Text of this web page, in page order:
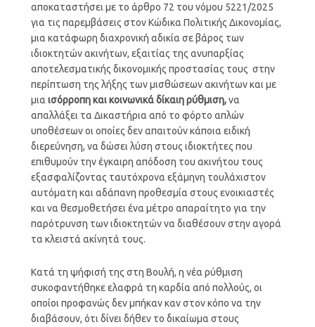
αποκαταστήσει με το άρθρο 72 του νόμου 5221/2025
για τις παρεμβάσεις στον Κώδικα Πολιτικής Δικονομίας,
μια κατάφωρη διαχρονική αδικία σε βάρος των
ιδιοκτητών ακινήτων, εξαιτίας της ανυπαρξίας
αποτελεσματικής δικονομικής προστασίας τους στην
περίπτωση της λήξης των μισθώσεων ακινήτων και με
μια ισόρροπη και κοινωνικά δίκαιη ρύθμιση,να
απαλλάξει τα Δικαστήρια από το φόρτο απλών
υποθέσεων οι οποίες δεν απαιτούν κάποια ειδική
διερεύνηση, να δώσει λύση στους ιδιοκτήτες που
επιθυμούν την έγκαιρη απόδοση του ακινήτου τους
εξασφαλίζοντας ταυτόχρονα εξάμηνη τουλάχιστον
αυτόματη και αδάπανη προθεσμία στους ενοικιαστές
και να θεσμοθετήσει ένα μέτρο απαραίτητο για την
παρότρυνση των ιδιοκτητών να διαθέσουν στην αγορά
τα κλειστά ακίνητά τους.
Κατά τη ψήφισή της στη Βουλή, η νέα ρύθμιση
συκοφαντήθηκε ελαφρά τη καρδία από πολλούς, οι
οποίοι προφανώς δεν μπήκαν καν στον κόπο να την
διαβάσουν, ότι δίνει δήθεν το δικαίωμα στους